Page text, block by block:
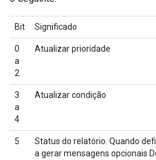
Bit Significado
0
a
2
Atualizar prioridade
3
a
4
Atualizar condição
5
Status do relatório. Quando
a gerar mensagens opcionais